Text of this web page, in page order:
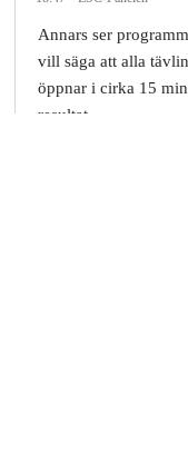
Annars ser
vill säga att alla
öppnar i cirka 15
resultat.